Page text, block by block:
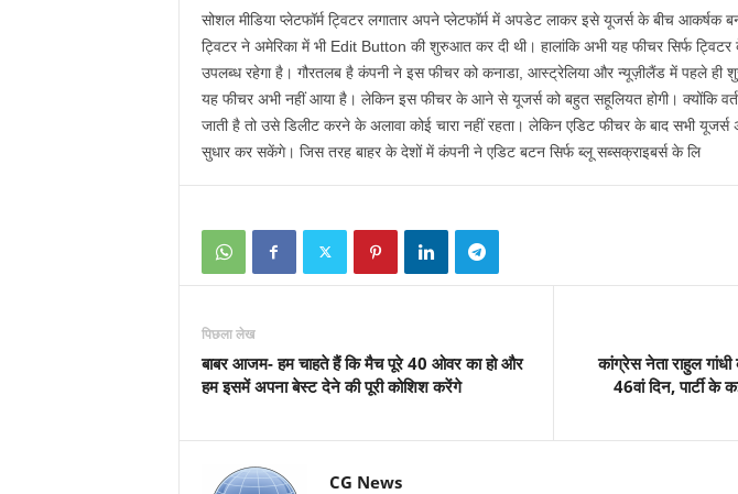
सोशल मीडिया प्लेटफॉर्म ट्विटर लगातार अपने प्लेटफॉर्म में अपडेट लाकर इसे यूजर्स के बीच आकर्षक
ट्विटर ने अमेरिका में भी Edit Button की शुरुआत कर दी थी। हालांकि अभी यह फीचर सिर्फ ट्विटर
उपलब्ध रहेगा है। गौरतलब है कंपनी ने इस फीचर को कनाडा, आस्ट्रेलिया और न्यूज़ीलैंड में पहले ही
यह फीचर अभी नहीं आया है। लेकिन इस फीचर के आने से यूजर्स को बहुत सहूलियत होगी। क्योंकि
जाती है तो उसे डिलीट करने के अलावा कोई चारा नहीं रहता। लेकिन एडिट फीचर के बाद सभी यूजर्स
सुधार कर सकेंगे। जिस तरह बाहर के देशों में कंपनी ने एडिट बटन सिर्फ ब्लू सब्सक्राइबर्स के लि
पिछला लेख
बाबर आजम- हम चाहते हैं कि मैच पूरे 40 ओवर का हो और
हम इसमें अपना बेस्ट देने की पूरी कोशिश करेंगे
कांग्रेस नेता राहुल
46वां दिन, पार्टी के
CG News